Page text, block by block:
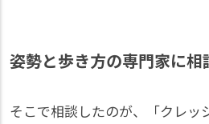
姿勢と歩き方の専門家に相
そこで相談したのが、「クレッ